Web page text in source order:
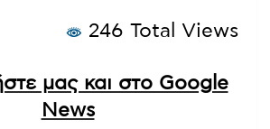
246 Total Views
μας και στο Google
News